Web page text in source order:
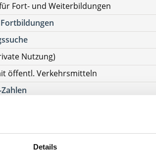
Details
Fort- und Weiterbildungen
Nutzung)
öffentl. Verkehrsmitteln